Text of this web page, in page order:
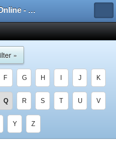
Ultima Online - Форум Русского сообщества игры
»
F G H J K
Q R S T U V
Y Z